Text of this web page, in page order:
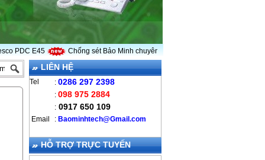
E45 Chống sét Bảo Minh chuyên cung cấp kim thu sét LPI
LIÊN HỆ
Tel : 0286 297 2398
: 098 975 2884
: 0917 650 109
Email : Baominhtech@Gmail.com
HỖ TRỢ TRỰC TUYẾN